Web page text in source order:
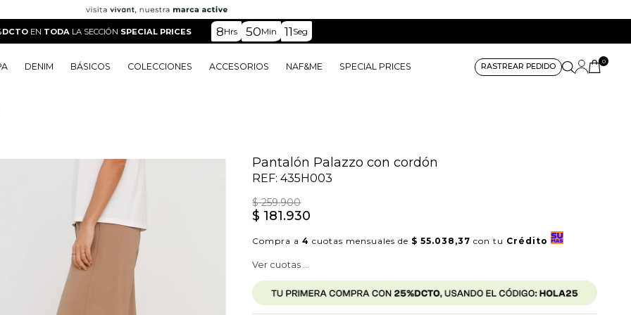
EN TODA LA SECCIÓN SPECIAL PRICES 8Hrs 50Min 10Seg
DENIM BÁSICOS COLECCIONES ACCESORIOS NAF&ME SPECIAL PRICES RASTREAR PEDIDO
0
Pantalón Palazzo con cordón
REF:435H003
$ 259.900
$ 181.930
Compra a4 cuotas mensuales de $ 55.038,37 con tu Crédito
Ver cuotas ...